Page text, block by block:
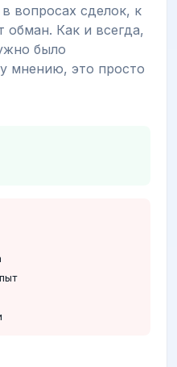
вопросах сделок, к
Как и всегда,
было
мнению, это просто